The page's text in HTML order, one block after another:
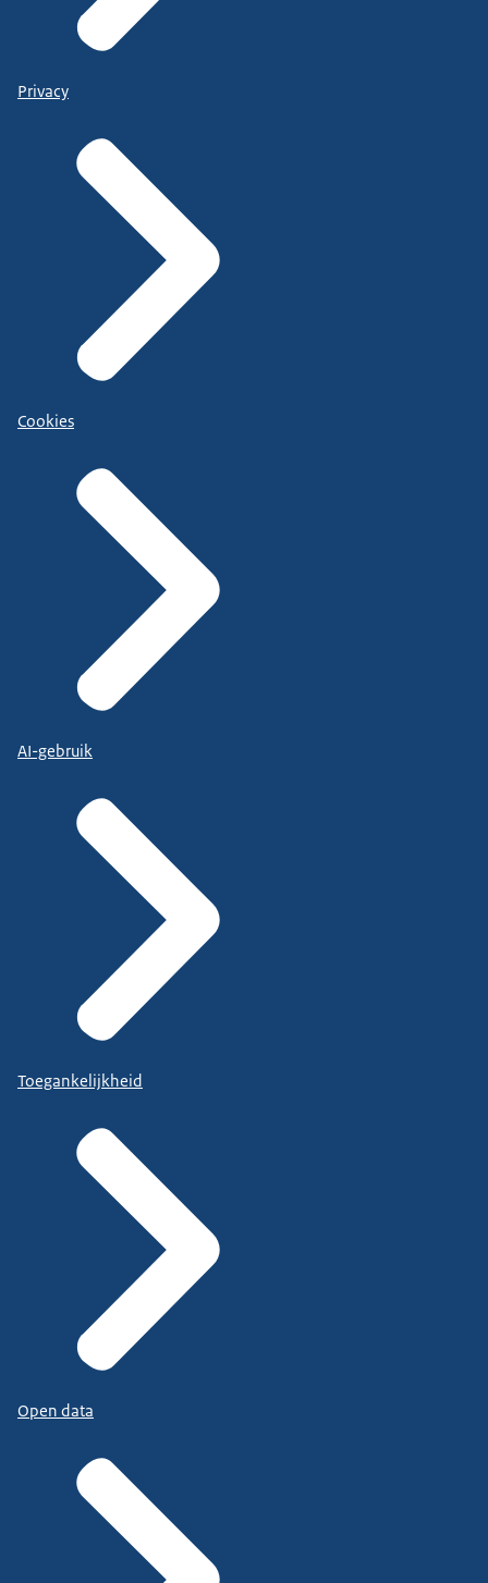
Privacy
Cookies
AI-gebruik
Toegankelijkheid
Open data